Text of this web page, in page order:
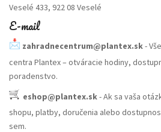
Veselé 433, 922 08 Veselé
E-mail
zahradnecentrum@plantex.sk-
centra Plantex – otváracie hodiny,
poradenstvo.
eshop@plantex.sk- Ak sa vaša
shopu, platby, doručenia alebo
sem.